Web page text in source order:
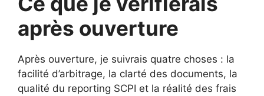
après ouverture
Après ouverture, je suivrais quatre choses : la
facilité d’arbitrage, la clarté des documents, la
qualité du reporting SCPI et la réalité des frais